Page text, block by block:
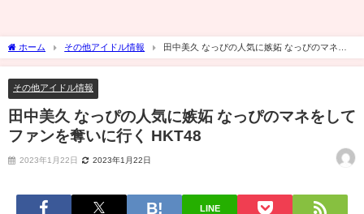
ホーム その他アイドル情報
田中美久 なっぴの人気に嫉妬 なっぴのマネを
してファンを奪いに行く HKT48
その他アイドル情報
田中美久 なっぴの人気に嫉妬 なっぴのマネをして
ファンを奪いに行く HKT48
2023年1月22日 2023年1月22日
LINE